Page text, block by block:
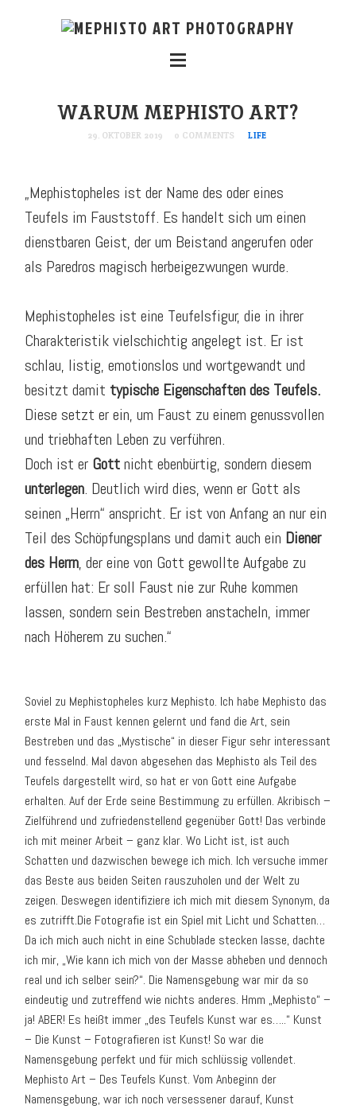
WARUM MEPHISTO ART?
29. OKTOBER 2019 0 COMMENTS LIFE
„Mephistopheles ist der Name des oder eines
Teufels im Fauststoff. Es handelt sich um einen
dienstbaren Geist, der um Beistand angerufen oder
als Paredros magisch herbeigezwungen wurde.
Mephistopheles ist eine Teufelsfigur, die in ihrer
Charakteristik vielschichtig angelegt ist. Er ist
schlau, listig, emotionslos und wortgewandt und
besitzt damit typische Eigenschaften des Teufels.
Diese setzt er ein, um Faust zu einem genussvollen
und triebhaften Leben zu verführen.
Doch ist er Gottnicht ebenbürtig, sondern diesem
unterlegen. Deutlich wird dies, wenn er Gott als
seinen „Herrn“ anspricht. Er ist von Anfang an nur ein
Teil des Schöpfungsplans und damit auch ein Diener
des Herrn, der eine von Gott gewollte Aufgabe zu
erfüllen hat: Er soll Faust nie zur Ruhe kommen
lassen, sondern sein Bestreben anstacheln, immer
nach Höherem zu suchen.“
Soviel zu Mephistopheles kurz Mephisto. Ich habe Mephisto das
erste Mal in Faust kennen gelernt und fand die Art, sein
Bestreben und das „Mystische“ in dieser Figur sehr interessant
und fesselnd. Mal davon abgesehen das Mephisto als Teil des
Teufels dargestellt wird, so hat er von Gott eine Aufgabe
erhalten. Auf der Erde seine Bestimmung zu erfüllen. Akribisch –
Zielführend und zufriedenstellend gegenüber Gott! Das verbinde
ich mit meiner Arbeit – ganz klar. Wo Licht ist, ist auch
Schatten und dazwischen bewege ich mich. Ich versuche immer
das Beste aus beiden Seiten rauszuholen und der Welt zu
zeigen. Deswegen identifiziere ich mich mit diesem Synonym, da
es zutrifft.Die Fotografie ist ein Spiel mit Licht und Schatten…
Da ich mich auch nicht in eine Schublade stecken lasse, dachte
ich mir, „Wie kann ich mich von der Masse abheben und dennoch
real und ich selber sein?“. Die Namensgebung war mir da so
eindeutig und zutreffend wie nichts anderes. Hmm „Mephisto“ –
ja! ABER! Es heißt immer „des Teufels Kunst war es…..“ Kunst
– Die Kunst – Fotografieren ist Kunst! So war die
Namensgebung perfekt und für mich schlüssig vollendet.
Mephisto Art – Des Teufels Kunst. Vom Anbeginn der
Namensgebung, war ich noch versessener darauf, Kunst